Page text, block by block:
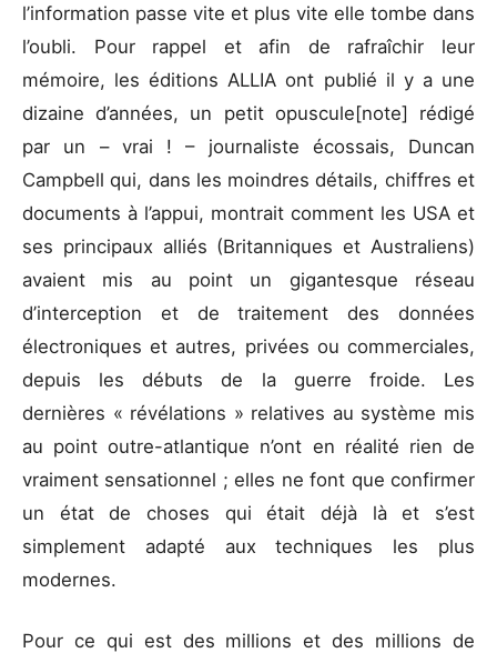
l’information passe vite et plus vite elle tombe dans
l’oubli. Pour rappel et afin de rafraîchir leur
mémoire, les éditions ALLIA ont publié il y a une
dizaine d’années, un petit opuscule[note]
rédigé
par un – vrai ! – journaliste écossais, Duncan
Campbell qui, dans les moindres détails, chiffres et
documents à l’appui, montrait comment les USA et
ses principaux alliés (Britanniques et Australiens)
avaient mis au point un gigantesque réseau
d’interception et de traitement des données
électroniques et autres, privées ou commerciales,
depuis les débuts de la guerre froide. Les
dernières « révélations » relatives au système mis
au point outre-atlantique n’ont en réalité rien de
vraiment sensationnel ; elles ne font que confirmer
un état de choses qui était déjà là et s’est
simplement adapté aux techniques les plus
modernes.
Pour ce qui est des millions et des millions de